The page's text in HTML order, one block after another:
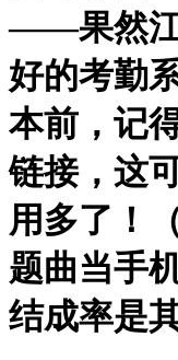
——果然江
好的考勤
本前，记
链接，这
用多了！
题曲当手
结成率是